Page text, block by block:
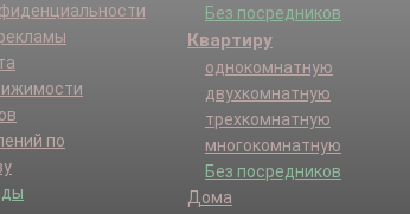
по
Без посредников
Квартиру
однокомнатную
двухкомнатную
трехкомнатную
многокомнатную
Без посредников
Дома